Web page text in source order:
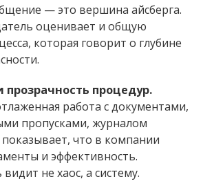
— это вершина айсберга.
оценивает и общую
которая говорит о глубине
прозрачность процедур.
работа с документами,
пропусками, журналом
что в компании
и эффективность.
не хаос, а систему.